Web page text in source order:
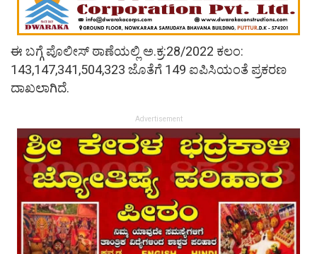
ಈ ಬಗ್ಗೆ ಪೊಲೀಸ್ ಠಾಣೆಯಲ್ಲಿ ಅ.ಕ್ರ:28/2022 ಕಲಂ:
143,147,341,504,323 ಜೊತೆಗೆ 149 ಐಪಿಸಿಯಂತೆ ಪ್ರಕರಣ
ದಾಖಲಾಗಿದೆ.
Advertisement